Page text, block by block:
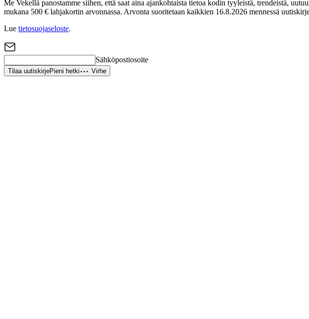
Me Vekellä panostamme siihen, että saat aina ajankohtaista tietoa kodin tyyleistä, trendeistä,
mukana 500 € lahjakortin arvonnassa. Arvonta suoritetaan kaikkien 16.8.2026 mennessä
Lue tietosuojaseloste.
Sähköpostiosoite
Tilaa uutiskirjePieni hetki Virhe